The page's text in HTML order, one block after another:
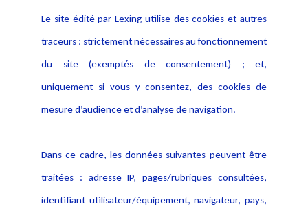
Alerte professionnelle
Déclaration d'accessibilité
Notice Légale
Politique de protection des
données
Publications
Le site édité par Lexing utilise des cookies et autres
traceurs : strictement nécessaires au fonctionnement
du site (exemptés de consentement) ; et,
uniquement si vous y consentez, des cookies de
mesure d’audience et d’analyse de navigation.
Dans ce cadre, les données suivantes peuvent être
traitées : adresse IP, pages/rubriques consultées,
identifiant utilisateur/équipement, navigateur, pays,